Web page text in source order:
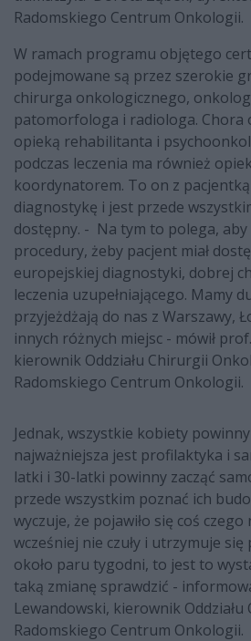
Radomskiego Centrum Onkologii.
W ramach programu objętego
podejmowane są przez szerokie
chirurga onkologicznego,
patomorfologa i radiologa. Chora
opieką rehabilitanta i
podczas leczenia ma również
koordynatorem. To on z
diagnostykę i jest przede
dostępny. - Na tym to polega, aby
procedury, żeby pacjent miał
europejskiej diagnostyki, dobrej
leczenia uzupełniającego. Mamy
przyjeżdżają do nas z Warszawy,
innych różnych miejsc - mówił
kierownik Oddziału Chirurgii
Radomskiego Centrum Onkologii.
Jednak, wszystkie kobiety
najważniejsza jest profilaktyka i
latki i 30-latki powinny zacząć
przede wszystkim poznać ich
wyczuje, że pojawiło się coś czego
wcześniej nie czuły i utrzymuje się
około paru tygodni, to jest to
taką zmianę sprawdzić -
Lewandowski, kierownik Oddziału
Radomskiego Centrum Onkologii.